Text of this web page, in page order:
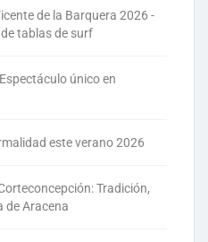
de la Barquera 2026 -
tablas de surf
único en
este verano 2026
Tradición,
de Aracena